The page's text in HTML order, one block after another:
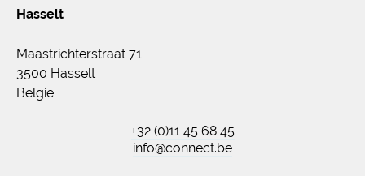
Hasselt
Maastrichterstraat 71
3500 Hasselt
België
+32 (0)11 45 68 45
info@connect.be